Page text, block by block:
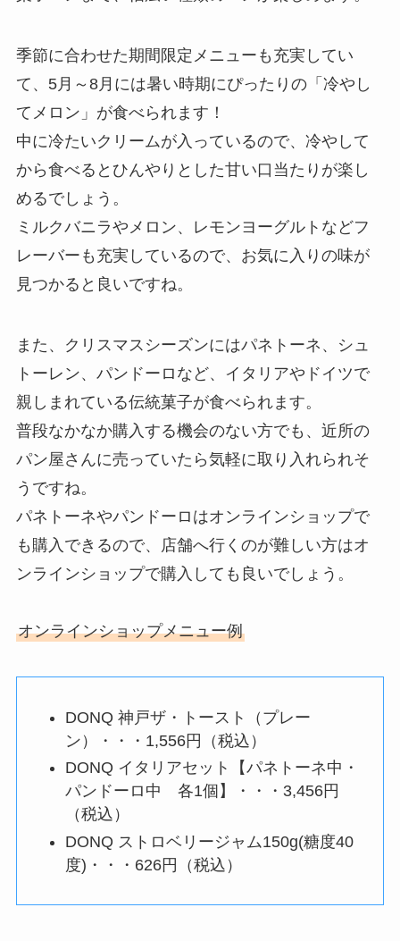
季節に合わせた期間限定メニューも充実してい
て、5月～8月には暑い時期にぴったりの「冷やし
てメロン」が食べられます！
中に冷たいクリームが入っているので、冷やして
から食べるとひんやりとした甘い口当たりが楽し
めるでしょう。
ミルクバニラやメロン、レモンヨーグルトなどフ
レーバーも充実しているので、お気に入りの味が
見つかると良いですね。
また、クリスマスシーズンにはパネトーネ、シュ
トーレン、パンドーロなど、イタリアやドイツで
親しまれている伝統菓子が食べられます。
普段なかなか購入する機会のない方でも、近所の
パン屋さんに売っていたら気軽に取り入れられそ
うですね。
パネトーネやパンドーロはオンラインショップで
も購入できるので、店舗へ行くのが難しい方はオ
ンラインショップで購入しても良いでしょう。
オンラインショップメニュー例
DONQ 神戸ザ・トースト（プレー
ン）・・・1,556円（税込）
DONQ イタリアセット【パネトーネ中・
パンドーロ中 各1個】・・・3,456円
（税込）
DONQ ストロベリージャム150g(糖度40
度)・・・626円（税込）